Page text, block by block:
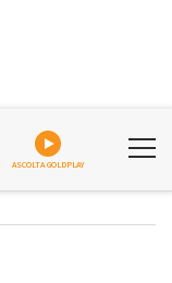
ASCOLTA GOLDPLAY